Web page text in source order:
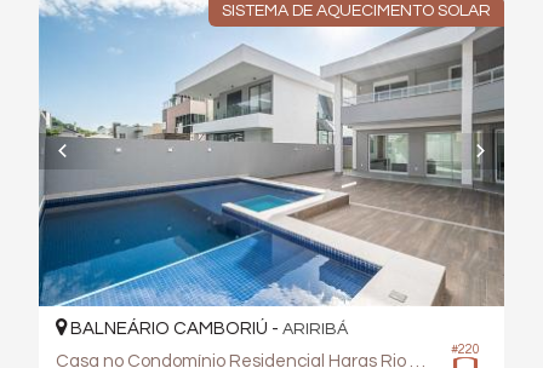
SISTEMA DE AQUECIMENTO SOLAR
#220
BALNEÁRIO CAMBORIÚ - ARIRIBÁ